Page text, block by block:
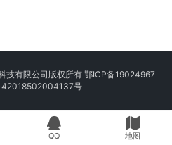
技有限公司版权所有 鄂ICP备19024967
42018502004137号
QQ 地图